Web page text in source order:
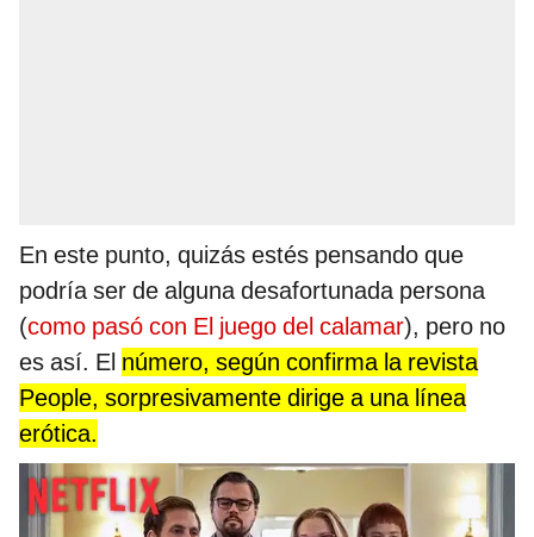
En este punto, quizás estés pensando que
podría ser de alguna desafortunada persona
(como pasó con El juego del calamar), pero no
es así. El número, según confirma la revista
People, sorpresivamente dirige a una línea
erótica.